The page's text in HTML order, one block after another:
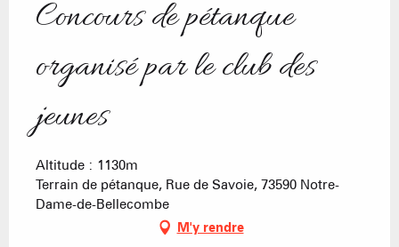
Concours de pétanque
organisé par le club des
jeunes
Altitude : 1130m
Terrain de pétanque, Rue de Savoie, 73590 Notre-
Dame-de-Bellecombe
M'y rendre